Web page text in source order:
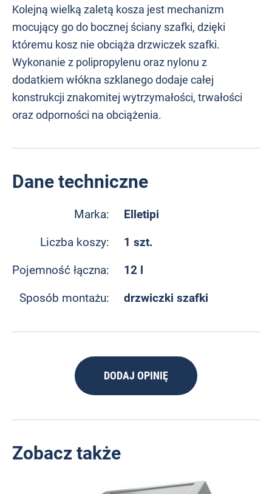
Kolejną wielką zaletą kosza jest mechanizm
mocujący go do bocznej ściany szafki, dzięki
któremu kosz nie obciąża drzwiczek szafki.
Wykonanie z polipropylenu oraz nylonu z
dodatkiem włókna szklanego dodaje całej
konstrukcji znakomitej wytrzymałości, trwałości
oraz odporności na obciążenia.
Dane techniczne
Marka: Elletipi
Liczba koszy: 1 szt.
Pojemność łączna: 12 l
Sposób montażu: drzwiczki szafki
DODAJ OPINIĘ
Zobacz także